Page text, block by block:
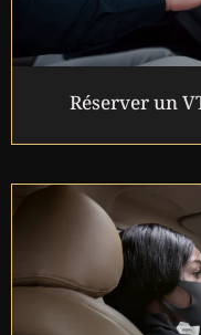
Réserver un